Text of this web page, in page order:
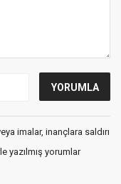
imalar, inançlara saldırı
yazılmış yorumlar